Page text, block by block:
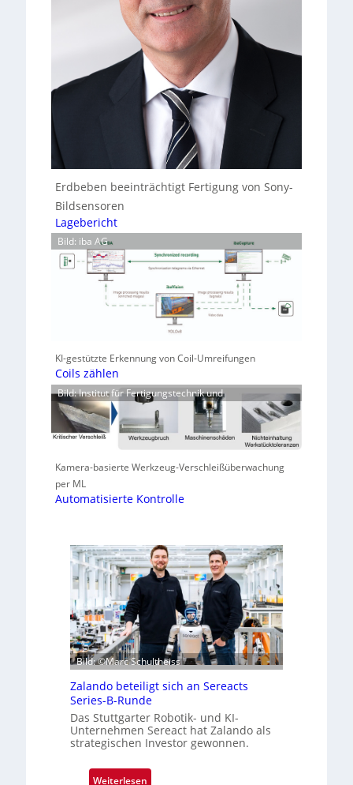
Erdbeben beeinträchtigt Fertigung von Sony-
Bildsensoren
Lagebericht
Bild: iba AG
KI-gestützte Erkennung von Coil-Umreifungen
Coils zählen
Bild: Institut für Fertigungstechnik und
Kamera-basierte Werkzeug-Verschleißüberwachung
per ML
Automatisierte Kontrolle
Bild: ©Marc Schultheiss
Zalando beteiligt sich an Sereacts
Series-B-Runde
Das Stuttgarter Robotik- und KI-
Unternehmen Sereact hat Zalando als
strategischen Investor gewonnen.
Weiterlesen